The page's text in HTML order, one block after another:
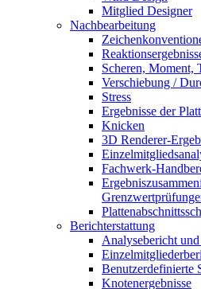
Mitglied Designer
Nachbearbeitung
Scheren, Moment,
Verschiebung /
Stress
Ergebnisse der
Knicken
3D Renderer-
Fachwerk-
Berichterstattung
Analysebericht
Benutzerdefinierte
Knotenergebnisse